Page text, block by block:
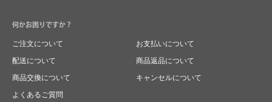
何かお困りですか？
ご注文について
お支払いについて
配送について
商品返品について
商品交換について
キャンセルについて
よくあるご質問